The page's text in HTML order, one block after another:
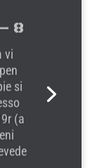
8
vi
si
(a